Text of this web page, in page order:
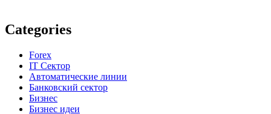
Categories
Forex
IT Сектор
Автоматические линии
Банковский сектор
Бизнес
Бизнес идеи